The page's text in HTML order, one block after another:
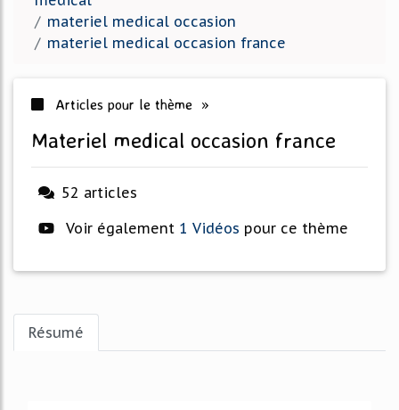
materiel medical occasion
materiel medical occasion france
Articles pour le thème »
materiel medical occasion france
52 articles
Voir également 1 Vidéos pour ce thème
Résumé